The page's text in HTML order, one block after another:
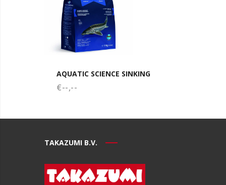
AQUATIC SCIENCE SINKING
€--,--
TAKAZUMI B.V.